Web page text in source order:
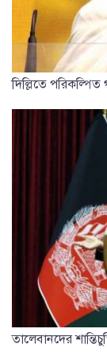
দিল্লিতে
তালেবানদের